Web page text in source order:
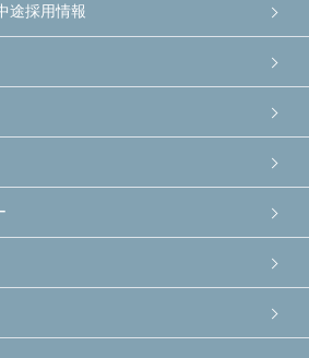
途採用情報